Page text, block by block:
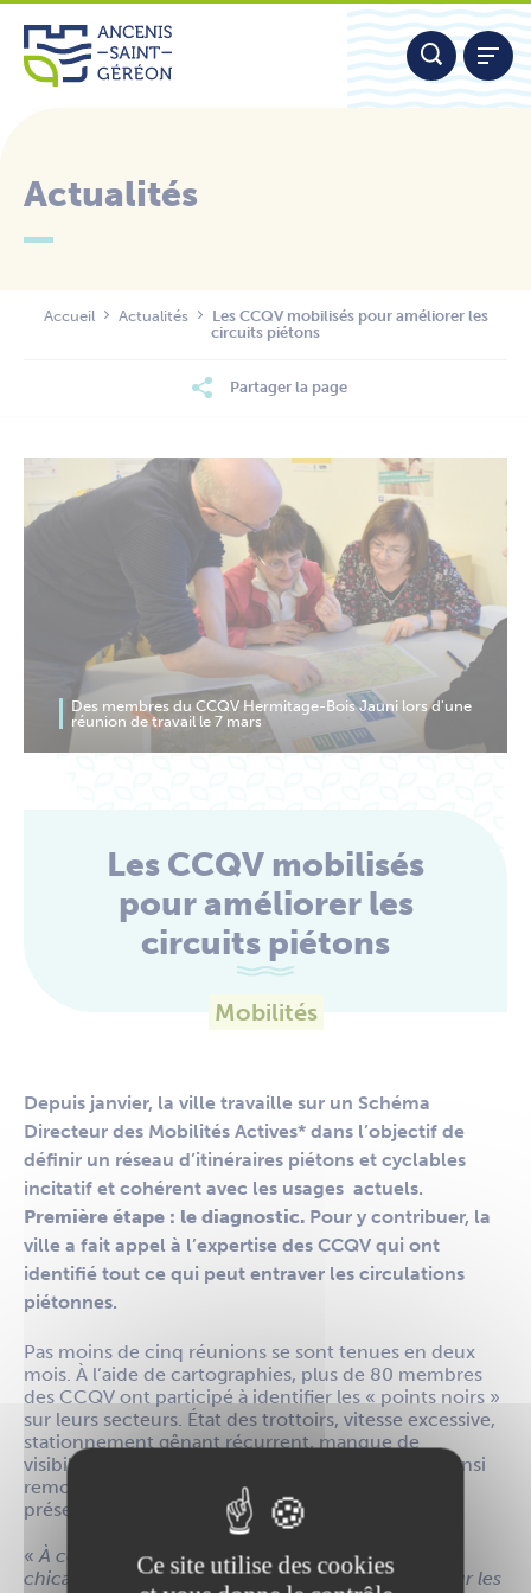
Aller
contenu
Actualités
Accueil Actualités
Les CCQV mobilisés pour améliorer les
circuits piétons
Partager la page
Des membres du CCQV Hermitage-Bois Jauni lors d'une
réunion de travail le 7 mars
Les CCQV mobilisés
pour améliorer les
circuits piétons
Mobilités
Depuis janvier, la ville travaille sur un Schéma
Directeur des Mobilités Actives* dans l’objectif de
définir un réseau d’itinéraires piétons et cyclables
incitatif et cohérent avec les usages actuels.
Première étape : le diagnostic. Pour y contribuer, la
ville a fait appel à l’expertise des CCQV qui ont
identifié tout ce qui peut entraver les circulations
piétonnes.
Pas moins de cinq réunions se sont tenues en deux
mois. À l’aide de cartographies, plus de 80 membres
des CCQV ont participé à identifier les « points noirs »
sur leurs secteurs. État des trottoirs, vitesse excessive,
stationnement gênant récurrent, manque de
visibilité…, de nombreuses observations ont été ainsi
remontées aux élu·es et aux services de la ville
présents à chaque rencontre.
«À certains endroits, la ville a mis en place des
chicanes qui ne sont pas toujours respectées. Pour les
Panneau de gestion des cookies
Ce site utilise des cookies